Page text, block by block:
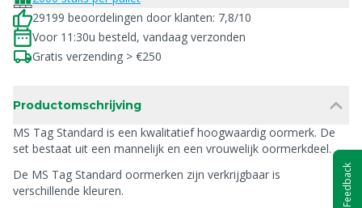
29199 beoordelingen door klanten: 7,8/10
Voor 11:30u besteld, vandaag verzonden
Gratis verzending > €250
Productomschrijving
MS Tag Standard is een kwalitatief hoogwaardig oormerk. De
set bestaat uit een mannelijk en een vrouwelijk oormerkdeel.
De MS Tag Standard oormerken zijn verkrijgbaar is
verschillende kleuren.
Feedback